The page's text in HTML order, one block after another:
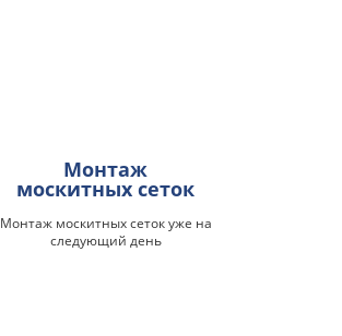
Монтаж
москитных сеток
Монтаж москитных сеток уже на
следующий день